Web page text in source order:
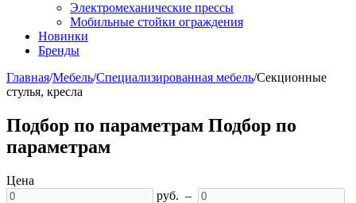
Электромеханические прессы
Мобильные стойки ограждения
Новинки
Бренды
Главная/Мебель/Специализированная мебель/Секционные
стулья, кресла
Подбор по параметрам Подбор по
параметрам
Цена
руб. –